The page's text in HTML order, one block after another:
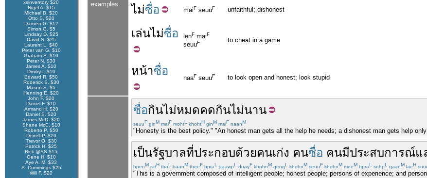
xsinventory $20
Nigel A. $15
Michael B. $20
Otto S. $20
Damien G. $12
Simon G. $5
Lindsay D. $25
David S. $25
Laurent L. $40
Peter van G. $10
Graham S. $10
Peter N. $30
James A. $10
Dmitry I. $10
Edward R. $50
Roderick S. $30
Mason S. $5
Henning E. $20
John F. $20
Daniel F. $10
Armand H. $20
Daniel S. $20
James McD. $20
Shane McC. $10
Roberto P. $50
Derrell P. $20
Trevor O. $30
Patrick H. $25
Rick @SS $15
Gene H. $10
Aye A. M. $33
S. Cummings $25
Will F. $20
examples ไม่ซื่อ maiF seuuF unfaithful; dishonest
เล่นไม่ซื่อ lenF maiF
seuuF to cheat in a game
หน้าซื่อ
naaF seuuF to look open and honest; look stupid
ซื่อกินไม่หมดคดกินไม่นาน
seuuF ginM maiF mohtL khohtH ginM maiF naanM
"Honesty is the best policy." "An honest man gets all the help he needs; a dishonest man gets help
เป็นรัฐบาลที่ประกอบด้วยคนเก่ง คนซื่อ คนมีประสบการณ์แ
bpenM ratH thaL baanM theeF bpraL gaawpL duayF khohnM gengL khohnM seuuF khohnM meeM bpraL sohpL gaanM laeH
"This is a government composed of intelligent people; honest people; persons of experience; and